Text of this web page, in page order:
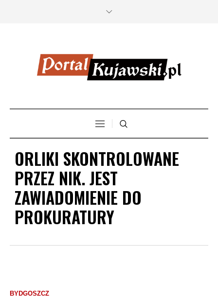
ORLIKI SKONTROLOWANE
PRZEZ NIK. JEST
ZAWIADOMIENIE DO
PROKURATURY
BYDGOSZCZ